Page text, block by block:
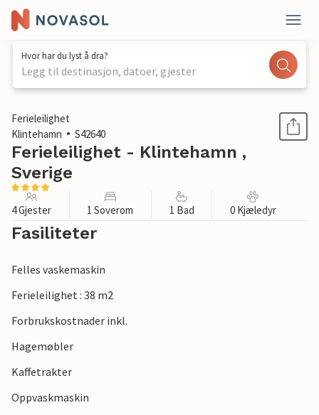
Hvor har du lyst å dra?
Legg til destinasjon, datoer, gjester
1 / 1
Ferieleilighet
Klintehamn
S42640
Ferieleilighet - Klintehamn ,
Sverige
4 Gjester 1 Soverom 1 Bad 0 Kjæledyr
Fasiliteter
Felles vaskemaskin
Ferieleilighet : 38 m2
Forbrukskostnader inkl.
Hagemøbler
Kaffetrakter
Oppvaskmaskin